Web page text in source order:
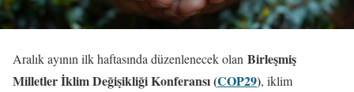
Aralık ayının ilk haftasında düzenlenecek olan Birleşmiş
Milletler İklim Değişikliği Konferansı (COP29), iklim